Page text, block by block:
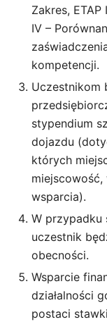
Zakres, ETAP
IV –
kompetencji.
Uczestnikom
stypendium
dojazdu
których
wsparcia).
W przypadku
uczestnik
obecności.
Wsparcie
działalności
postaci